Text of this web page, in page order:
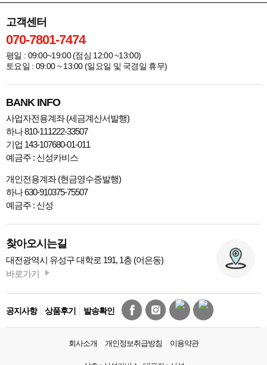
고객센터
070-7801-7474
평일 : 09:00~19:00 (점심 12:00 ~13:00)
토요일 : 09:00 ~ 13:00 (일요일 및 국경일 휴무)
BANK INFO
사업자전용계좌 (세금계산서발행)
하나 810-111222-33507
기업 143-107680-01-011
예금주 : 신성카비스
개인전용계좌 (현금영수증발행)
하나 630-910375-75507
예금주 : 신성
찾아오시는길
대전광역시 유성구 대학로 191, 1층 (어은동)
바로가기
공지사항 상품후기 발송확인
회사소개 개인정보취급방침 이용약관